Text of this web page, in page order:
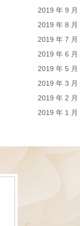
2019 年 9 月
2019 年 8 月
2019 年 7 月
2019 年 6 月
2019 年 5 月
2019 年 3 月
2019 年 2 月
2019 年 1 月